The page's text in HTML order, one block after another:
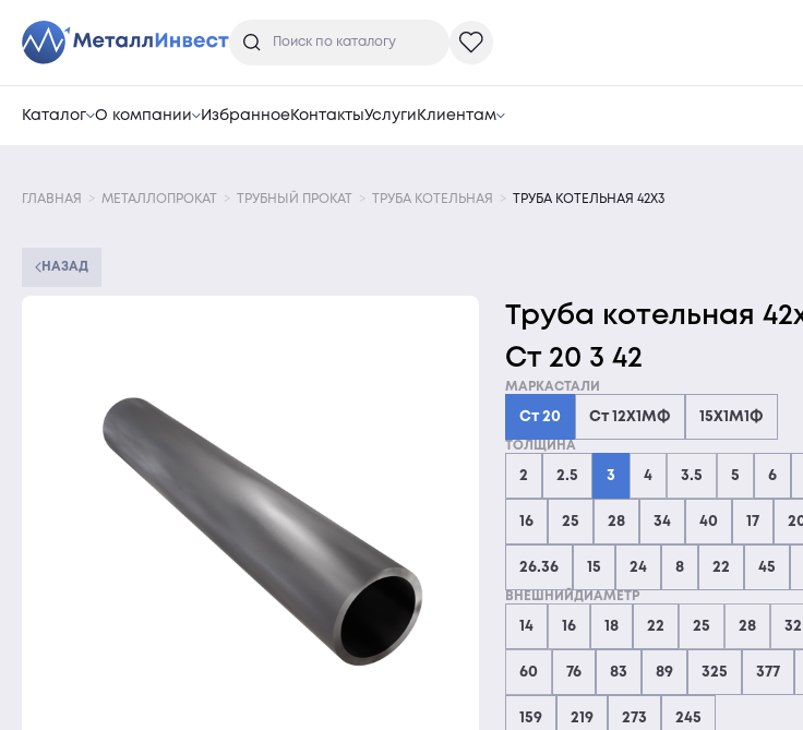
Каталог О компании ИзбранноеКонтактыУслуги Клиентам
ГЛАВНАЯ МЕТАЛЛОПРОКАТ ТРУБНЫЙ ПРОКАТ ТРУБА КОТЕЛЬНАЯ ТРУБА КОТЕЛЬНАЯ 42Х3
НАЗАД
Труба котельная
Ст 20 3 42
МАРКАСТАЛИ
Ст 20 Ст 12Х1МФ 15Х1М1Ф
ТОЛЩИНА
2 2.5 3 4 3.5 5 6
16 25 28 34 40 17
26.36 15 24 8 22 45
ВНЕШНИЙДИАМЕТР
14 16 18 22 25 28 32
60 76 83 89 325 377
159 219 273 245